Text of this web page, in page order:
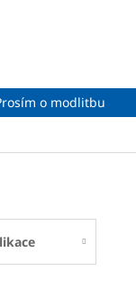
o modlitbu